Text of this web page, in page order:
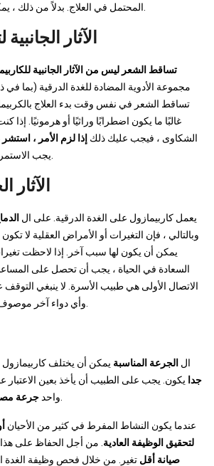
الآثار
تساقط الشعر ليس من الآثار الجانبية
مجموعة الأدوية المضادة للغدة الدرقية (بما في
تساقط الشعر في نفس وقت بدء العلاج
غالبًا ما يكون اضطرابًا وراثيًا أو هرمونيًا.
الشكاوى ، فيجب عليك ذلك إذا لزم الأمر ،
الآثار
يعمل كاربيمازول على الغدة الدرقية. على ال
وبالتالي ، فإن التغيرات أو الأمراض العقلية لا
يمكن أن يكون لها سبب آخر. إذا لاحظت
السعادة في الحياة ، يجب أن تحصل على
الاتصال الأولى هي طبيب الأسرة. لا ينبغي
ال الجرعة المناسبة يمكن أن يختلف
جدا يكون. يجب على الطبيب أن يأخذ بعين الاعتبار
واحد جرعة
عندما يكون النشاط المفرط في كثير من الأحيان
لتحقيق الوظيفة العادية . من أجل الحفاظ على هذا
صيانة أقل تغير. من خلال فحص وظيفة الغدة